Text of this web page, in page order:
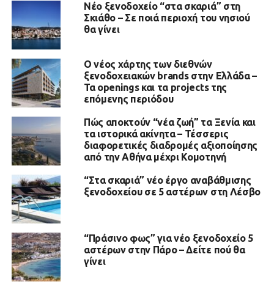
Νέο ξενοδοχείο “στα σκαριά” στη
Σκιάθο – Σε ποιά περιοχή του νησιού
θα γίνει
Ο νέος χάρτης των διεθνών
ξενοδοχειακών brands στην Ελλάδα –
Τα openings και τα projects της
επόμενης περιόδου
Πώς αποκτούν “νέα ζωή” τα Ξενία και
τα ιστορικά ακίνητα – Τέσσερις
διαφορετικές διαδρομές αξιοποίησης
από την Αθήνα μέχρι Κομοτηνή
“Στα σκαριά” νέο έργο αναβάθμισης
ξενοδοχείου σε 5 αστέρων στη Λέσβο
“Πράσινο φως” για νέο ξενοδοχείο 5
αστέρων στην Πάρο – Δείτε πού θα
γίνει